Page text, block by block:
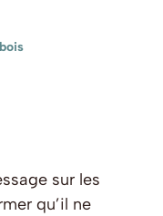
sur les
qu’il ne